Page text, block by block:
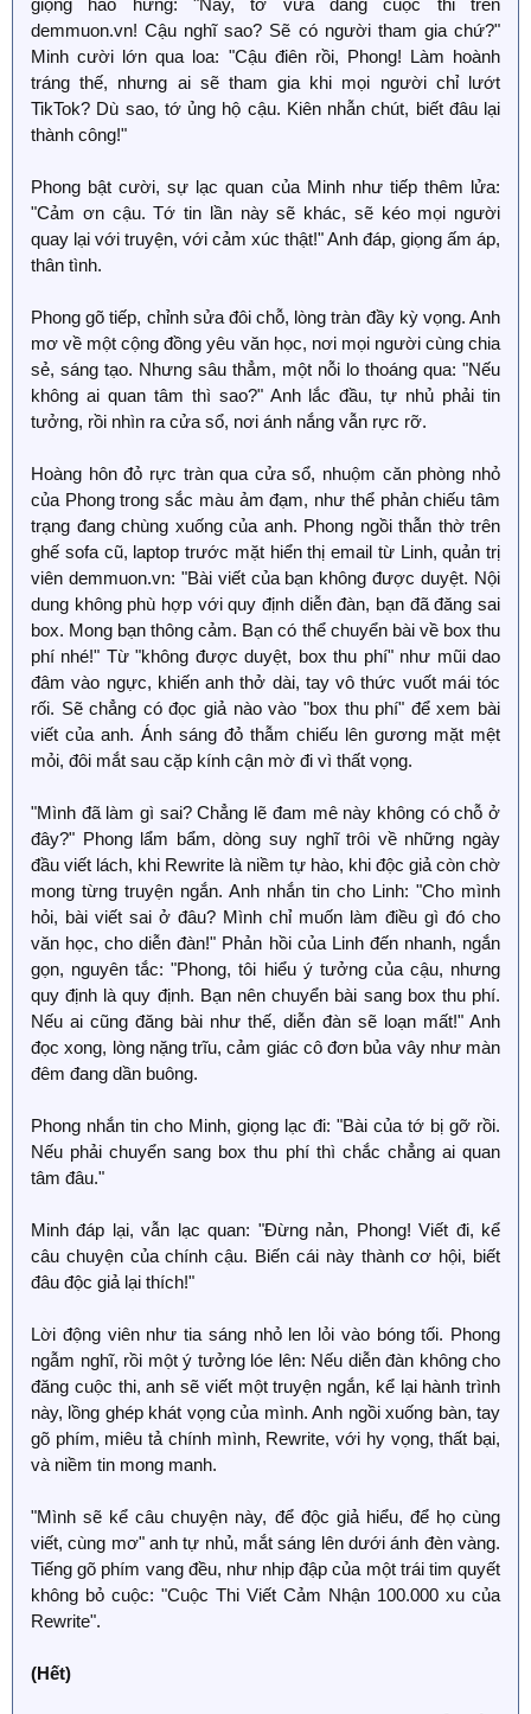
giọng hào hứng: "Này, tớ vừa đăng cuộc thi trên
demmuon.vn! Cậu nghĩ sao? Sẽ có người tham gia chứ?"
Minh cười lớn qua loa: "Cậu điên rồi, Phong! Làm hoành
tráng thế, nhưng ai sẽ tham gia khi mọi người chỉ lướt
TikTok? Dù sao, tớ ủng hộ cậu. Kiên nhẫn chút, biết đâu lại
thành công!"
Phong bật cười, sự lạc quan của Minh như tiếp thêm lửa:
"Cảm ơn cậu. Tớ tin lần này sẽ khác, sẽ kéo mọi người
quay lại với truyện, với cảm xúc thật!" Anh đáp, giọng ấm áp,
thân tình.
Phong gõ tiếp, chỉnh sửa đôi chỗ, lòng tràn đầy kỳ vọng. Anh
mơ về một cộng đồng yêu văn học, nơi mọi người cùng chia
sẻ, sáng tạo. Nhưng sâu thẳm, một nỗi lo thoáng qua: "Nếu
không ai quan tâm thì sao?" Anh lắc đầu, tự nhủ phải tin
tưởng, rồi nhìn ra cửa sổ, nơi ánh nắng vẫn rực rỡ.
Hoàng hôn đỏ rực tràn qua cửa sổ, nhuộm căn phòng nhỏ
của Phong trong sắc màu ảm đạm, như thể phản chiếu tâm
trạng đang chùng xuống của anh. Phong ngồi thẫn thờ trên
ghế sofa cũ, laptop trước mặt hiển thị email từ Linh, quản trị
viên demmuon.vn: "Bài viết của bạn không được duyệt. Nội
dung không phù hợp với quy định diễn đàn, bạn đã đăng sai
box. Mong bạn thông cảm. Bạn có thể chuyển bài về box thu
phí nhé!" Từ "không được duyệt, box thu phí" như mũi dao
đâm vào ngực, khiến anh thở dài, tay vô thức vuốt mái tóc
rối. Sẽ chẳng có đọc giả nào vào "box thu phí" để xem bài
viết của anh. Ánh sáng đỏ thẫm chiếu lên gương mặt mệt
mỏi, đôi mắt sau cặp kính cận mờ đi vì thất vọng.
"Mình đã làm gì sai? Chẳng lẽ đam mê này không có chỗ ở
đây?" Phong lẩm bẩm, dòng suy nghĩ trôi về những ngày
đầu viết lách, khi Rewrite là niềm tự hào, khi độc giả còn chờ
mong từng truyện ngắn. Anh nhắn tin cho Linh: "Cho mình
hỏi, bài viết sai ở đâu? Mình chỉ muốn làm điều gì đó cho
văn học, cho diễn đàn!" Phản hồi của Linh đến nhanh, ngắn
gọn, nguyên tắc: "Phong, tôi hiểu ý tưởng của cậu, nhưng
quy định là quy định. Bạn nên chuyển bài sang box thu phí.
Nếu ai cũng đăng bài như thế, diễn đàn sẽ loạn mất!" Anh
đọc xong, lòng nặng trĩu, cảm giác cô đơn bủa vây như màn
đêm đang dần buông.
Phong nhắn tin cho Minh, giọng lạc đi: "Bài của tớ bị gỡ rồi.
Nếu phải chuyển sang box thu phí thì chắc chẳng ai quan
tâm đâu."
Minh đáp lại, vẫn lạc quan: "Đừng nản, Phong! Viết đi, kể
câu chuyện của chính cậu. Biến cái này thành cơ hội, biết
đâu độc giả lại thích!"
Lời động viên như tia sáng nhỏ len lỏi vào bóng tối. Phong
ngẫm nghĩ, rồi một ý tưởng lóe lên: Nếu diễn đàn không cho
đăng cuộc thi, anh sẽ viết một truyện ngắn, kể lại hành trình
này, lồng ghép khát vọng của mình. Anh ngồi xuống bàn, tay
gõ phím, miêu tả chính mình, Rewrite, với hy vọng, thất bại,
và niềm tin mong manh.
"Mình sẽ kể câu chuyện này, để độc giả hiểu, để họ cùng
viết, cùng mơ" anh tự nhủ, mắt sáng lên dưới ánh đèn vàng.
Tiếng gõ phím vang đều, như nhịp đập của một trái tim quyết
không bỏ cuộc: "Cuộc Thi Viết Cảm Nhận 100.000 xu của
Rewrite".
(Hết)